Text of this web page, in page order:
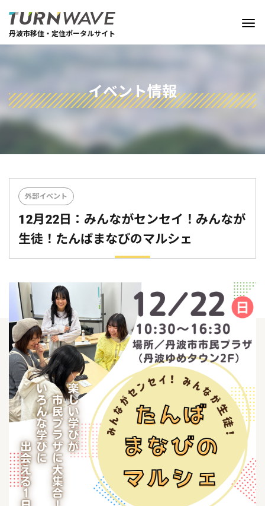
丹波市移住・定住ポータルサイト
イベント情報
外部イベント
12月22日：みんながセンセイ！みんなが
生徒！たんばまなびのマルシェ